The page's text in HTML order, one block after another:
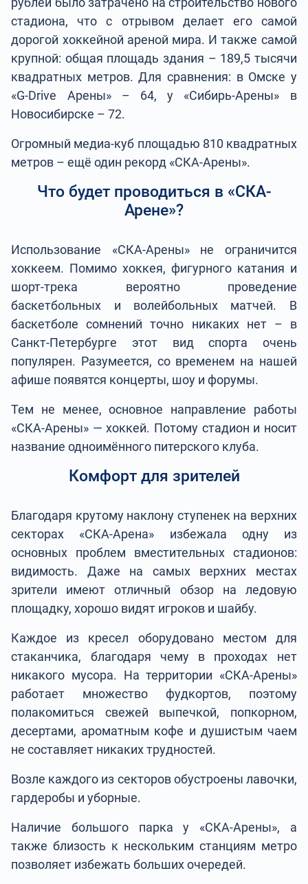
стадиона, что с отрывом делает его самой
дорогой хоккейной ареной мира. И также самой
крупной: общая площадь здания – 189,5 тысячи
квадратных метров. Для сравнения: в Омске у
«G-Drive Арены» – 64, у «Сибирь-Арены» в
Новосибирске – 72.
Огромный медиа-куб площадью 810 квадратных
метров – ещё один рекорд «СКА-Арены».
Что будет проводиться в «СКА-
Арене»?
Использование «СКА-Арены» не ограничится
хоккеем. Помимо хоккея, фигурного катания и
шорт-трека вероятно проведение
баскетбольных и волейбольных матчей. В
баскетболе сомнений точно никаких нет – в
Санкт-Петербурге этот вид спорта очень
популярен. Разумеется, со временем на нашей
афише появятся концерты, шоу и форумы.
Тем не менее, основное направление работы
«СКА-Арены» — хоккей. Потому стадион и носит
название одноимённого питерского клуба.
Комфорт для зрителей
Благодаря крутому наклону ступенек на верхних
секторах «СКА-Арена» избежала одну из
основных проблем вместительных стадионов:
видимость. Даже на самых верхних местах
зрители имеют отличный обзор на ледовую
площадку, хорошо видят игроков и шайбу.
Каждое из кресел оборудовано местом для
стаканчика, благодаря чему в проходах нет
никакого мусора. На территории «СКА-Арены»
работает множество фудкортов, поэтому
полакомиться свежей выпечкой, попкорном,
десертами, ароматным кофе и душистым чаем
не составляет никаких трудностей.
Возле каждого из секторов обустроены лавочки,
гардеробы и уборные.
Наличие большого парка у «СКА-Арены», а
также близость к нескольким станциям метро
позволяет избежать больших очередей.